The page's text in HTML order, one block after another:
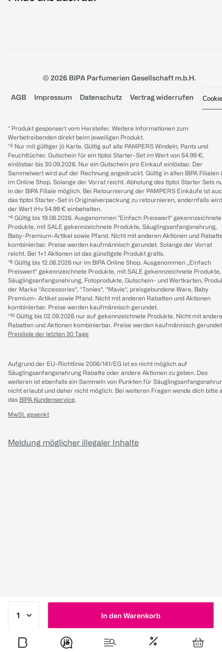
In den Warenkorb
© 2026 BIPA Parfumerien Gesellschaft m.b.H.
AGB Impressum Datenschutz Vertrag widerrufen
* Produkt gesponsert vom Hersteller. Weitere Informationen zum
Werbetreibenden direkt beim jeweiligen Produkt.
*³ Nur mit gültiger jö Karte. Gültig auf alle PAMPERS Windeln, Pants und
Feuchttücher. Gutschein für ein tiptoi Starter-Set im Wert von 54.99 €,
einlösbar bis 30.09.2026. Nur ein Gutschein pro Einkauf einlösbar. Der
Sammelwert wird auf der Rechnung angedruckt. Gültig in allen BIPA Filialen
im Online Shop. Solange der Vorrat reicht. Abholung des tiptoi Starter Sets
in der BIPA Filiale möglich. Bei Retournierung der PAMPERS Einkäufe ist
das tiptoi Starter-Set in Originalverpackung zu retournieren, andernfalls wird
der Wert iHv 54.99 € einbehalten.
*⁴ Gültig bis 19.08.2026. Ausgenommen "Einfach Preiswert" gekennzeichnete
Produkte, mit SALE gekennzeichnete Produkte, Säuglingsanfangsnahrung,
Baby-Premium-Artikel sowie Pfand. Nicht mit anderen Aktionen und
kombinierbar. Preise werden kaufmännisch gerundet. Solange der Vorrat
reicht. Bei 1+1 Aktionen ist das günstigste Produkt gratis.
*⁸ Gültig bis 12.08.2026 nur im BIPA Online Shop. Ausgenommen „Einfach
Preiswert“ gekennzeichnete Produkte, mit SALE gekennzeichnete Produkte,
Säuglingsanfangsnahrung, Fotoprodukte, Gutschein- und Wertkarten,
der Marke “Accessories“, “Tonies“, “Mavie“, preisgebundene Ware, Baby
Premium- Artikel sowie Pfand. Nicht mit anderen Rabatten und Aktionen
kombinierbar. Preise werden kaufmännisch gerundet.
*¹⁰ Gültig bis 02.09.2026 nur auf gekennzeichnete Produkte. Nicht mit
Rabatten und Aktionen kombinierbar. Preise werden kaufmännisch
Preisliste der letzten 30 Tage
Aufgrund der EU-Richtlinie 2006/141/EG ist es nicht möglich auf
Säuglingsanfangsnahrung Rabatte oder andere Aktionen zu geben. Des
weiteren ist ebenfalls ein Sammeln von Punkten für
nicht erlaubt und daher nicht möglich. Bei weiteren Fragen wende dich bitte
das BIPA Kundenservice.
MwSt. gesenkt
Meldung möglicher illegaler Inhalte